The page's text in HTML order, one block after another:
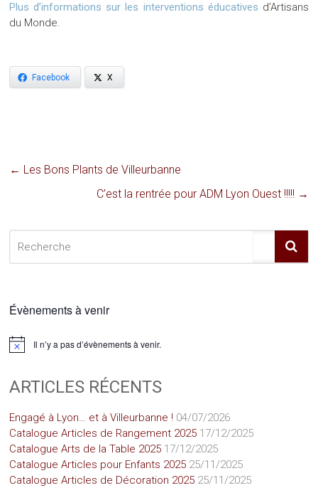
Plus d’informations sur les interventions éducatives d’Artisans
du Monde.
Facebook X
← Les Bons Plants de Villeurbanne
C’est la rentrée pour ADM Lyon Ouest !!!!! →
Évènements à venir
Notice Il n’y a pas d’évènements à venir.
ARTICLES RÉCENTS
Engagé à Lyon… et à Villeurbanne ! 04/07/2026
Catalogue Articles de Rangement 2025 17/12/2025
Catalogue Arts de la Table 2025 17/12/2025
Catalogue Articles pour Enfants 2025 25/11/2025
Catalogue Articles de Décoration 2025 25/11/2025